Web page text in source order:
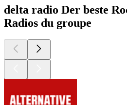
delta radio Der beste
Radios du groupe